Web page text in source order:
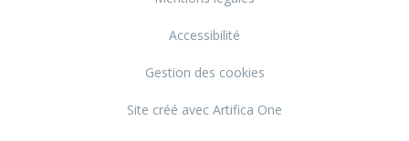
Accessibilité
Gestion des cookies
Site créé avec Artifica One